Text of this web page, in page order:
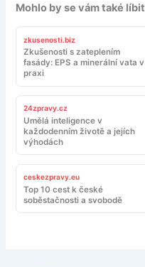
Mohlo by se vám také líbit
zkusenosti.biz
Zkušenosti s zateplením
fasády: EPS a minerální vata v
praxi
24zpravy.cz
Umělá inteligence v
každodenním životě a jejích
výhodách
ceskezpravy.eu
Top 10 cest k české
soběstačnosti a svobodě